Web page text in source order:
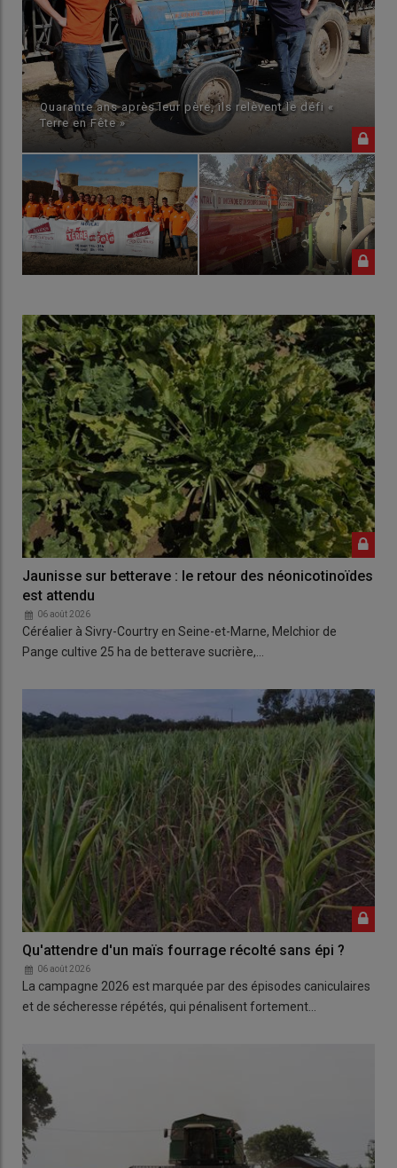
leur père, ils relèvent le défi «
Fortes chaleurs et
Jaunisse sur betterave : le retour des néonicotinoïdes
est attendu
06 août 2026
Céréalier à Sivry-Courtry en Seine-et-Marne, Melchior de
Pange cultive 25 ha de betterave sucrière,…
Qu'attendre d'un maïs fourrage récolté sans épi ?
06 août 2026
La campagne 2026 est marquée par des épisodes caniculaires
et de sécheresse répétés, qui pénalisent fortement…